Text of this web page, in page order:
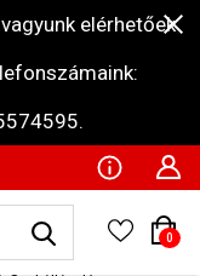
elérhetőek
0